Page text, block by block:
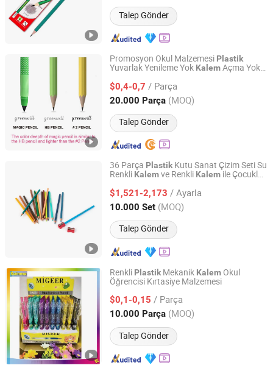
Talep Gönder
Promosyon Okul Malzemesi Plastik
Yuvarlak Yenileme Yok KalemAçma Yok
SihirliKalem(EP18004)
$0,4-0,7 / Parça
20.000 Parça (MOQ)
Talep Gönder
Kunshan Crystal Culture Co., Ltd
Jiangsu, China Fiyat 2022
36 Parça PlastikKutu Sanat Çizim Seti Su
Renkli Kalemve Renkli Kalem ile Çocuklar
$1,521-2,173 / Ayarla
10.000 Set (MOQ)
Talep Gönder
LISHUI WENYU IMP&EXP CO., LTD.
Zhejiang, China Fiyat 2018
Renkli PlastikMekanik Kalem Okul
Öğrencisi Kırtasiye Malzemesi
$0,1-0,15 / Parça
10.000 Parça (MOQ)
Talep Gönder
Ningbo Rainma Stationery Co., Limited.
Zhejiang, China Fiyat 2015